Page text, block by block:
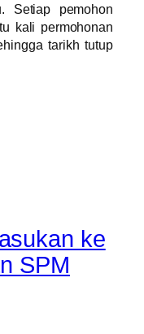
Setiap pemohon
kali permohonan
tarikh tutup
ke
SPM